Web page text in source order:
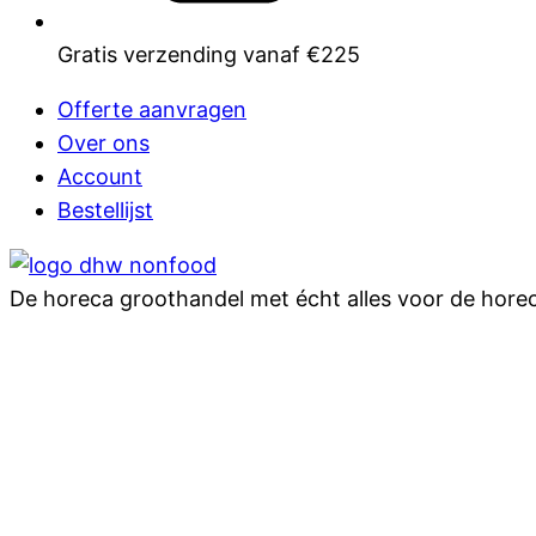
Gratis verzending vanaf €225
Offerte aanvragen
Over ons
Account
Bestellijst
De horeca groothandel met écht alles voor de